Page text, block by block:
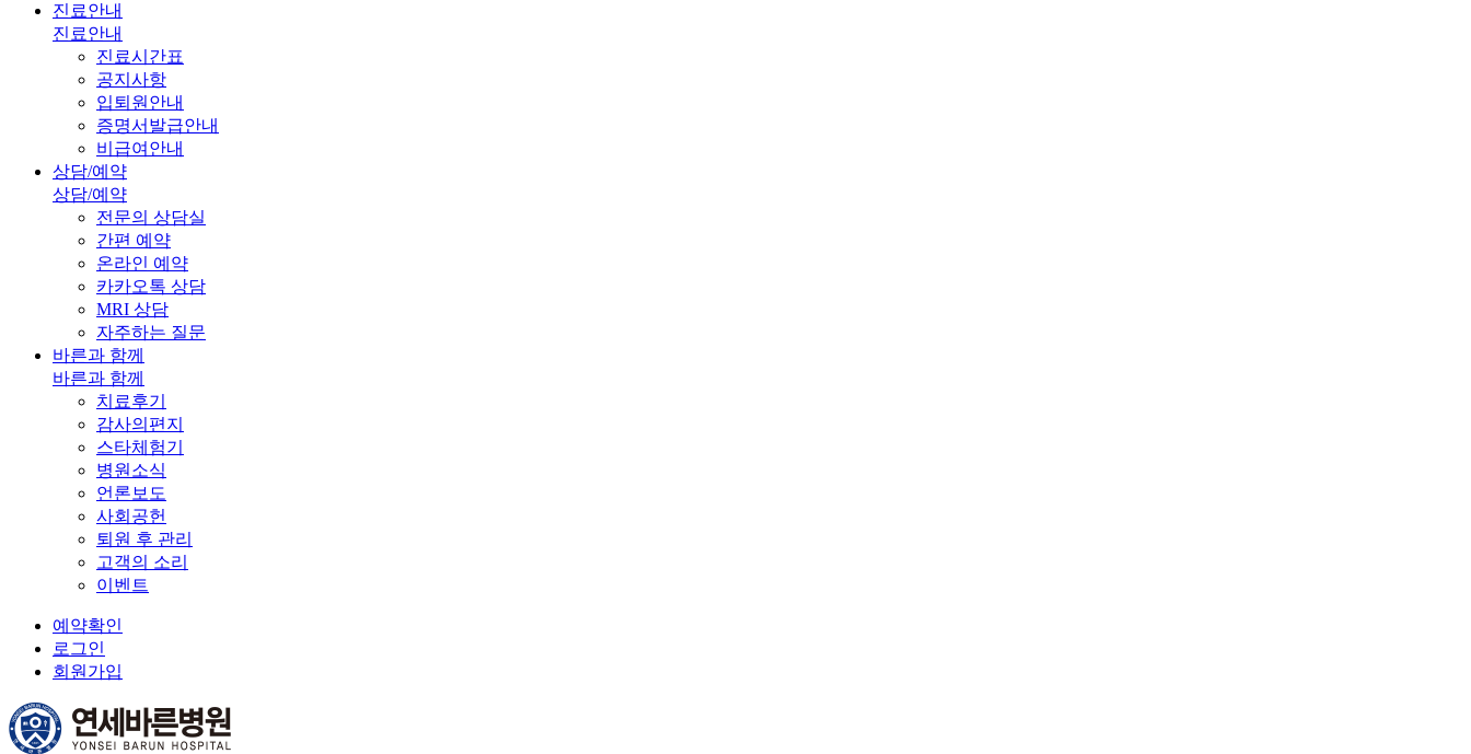
진료안내
진료안내
진료시간표
공지사항
입퇴원안내
증명서발급안내
비급여안내
상담/예약
상담/예약
전문의 상담실
간편 예약
온라인 예약
카카오톡 상담
MRI 상담
자주하는 질문
바른과 함께
바른과 함께
치료후기
감사의편지
스타체험기
병원소식
언론보도
사회공헌
퇴원 후 관리
고객의 소리
이벤트
예약확인
로그인
회원가입